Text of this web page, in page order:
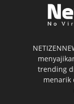
trending
menarik